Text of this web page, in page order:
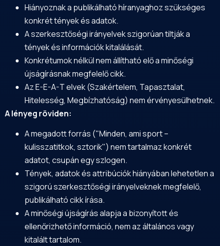
Hiányoznak a publikálható híranyaghoz szükséges
konkrét tények és adatok.
A szerkesztőségi irányelvek szigorúan tiltják a
tények és információk kitalálását.
Konkrétumok nélkül nem állítható elő a minőségi
újságírásnak megfelelő cikk.
Az E-E-A-T elvek (Szakértelem, Tapasztalat,
Hitelesség, Megbízhatóság) nem érvényesülhetnek.
A lényeg röviden:
A megadott forrás ("Minden, ami sport –
kulisszatitkok, sztorik") nem tartalmaz konkrét
adatot, csupán egy szlogen.
Tények, adatok és attribúciók hiányában lehetetlen a
szigorú szerkesztőségi irányelveknek megfelelő,
publikálható cikk írása.
A minőségi újságírás alapja a bizonyított és
ellenőrizhető információ, nem az általános vagy
kitalált tartalom.